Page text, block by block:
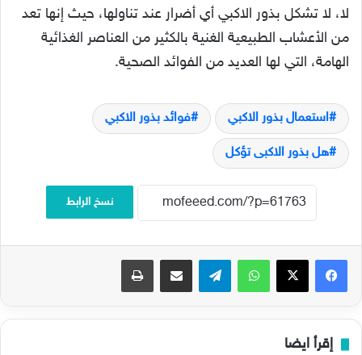
لا، لا تشكل بذور الاكبي أي أضرار عند تناولها، حيث إنها تعد
من الأعشاب الطبيعية الغنية بالكثير من العناصر الغذائية
الهامة، التي لها العديد من الفوائد الصحية.
استعمال بذور الاكبي فوائد بذور الاكبي
هل بذور الاكبى تؤكل
نسخ الرابط
فيسبوك‫X واتساب تيلقرام مشاركة عبر البريد طباعة
إقرأ ايضا